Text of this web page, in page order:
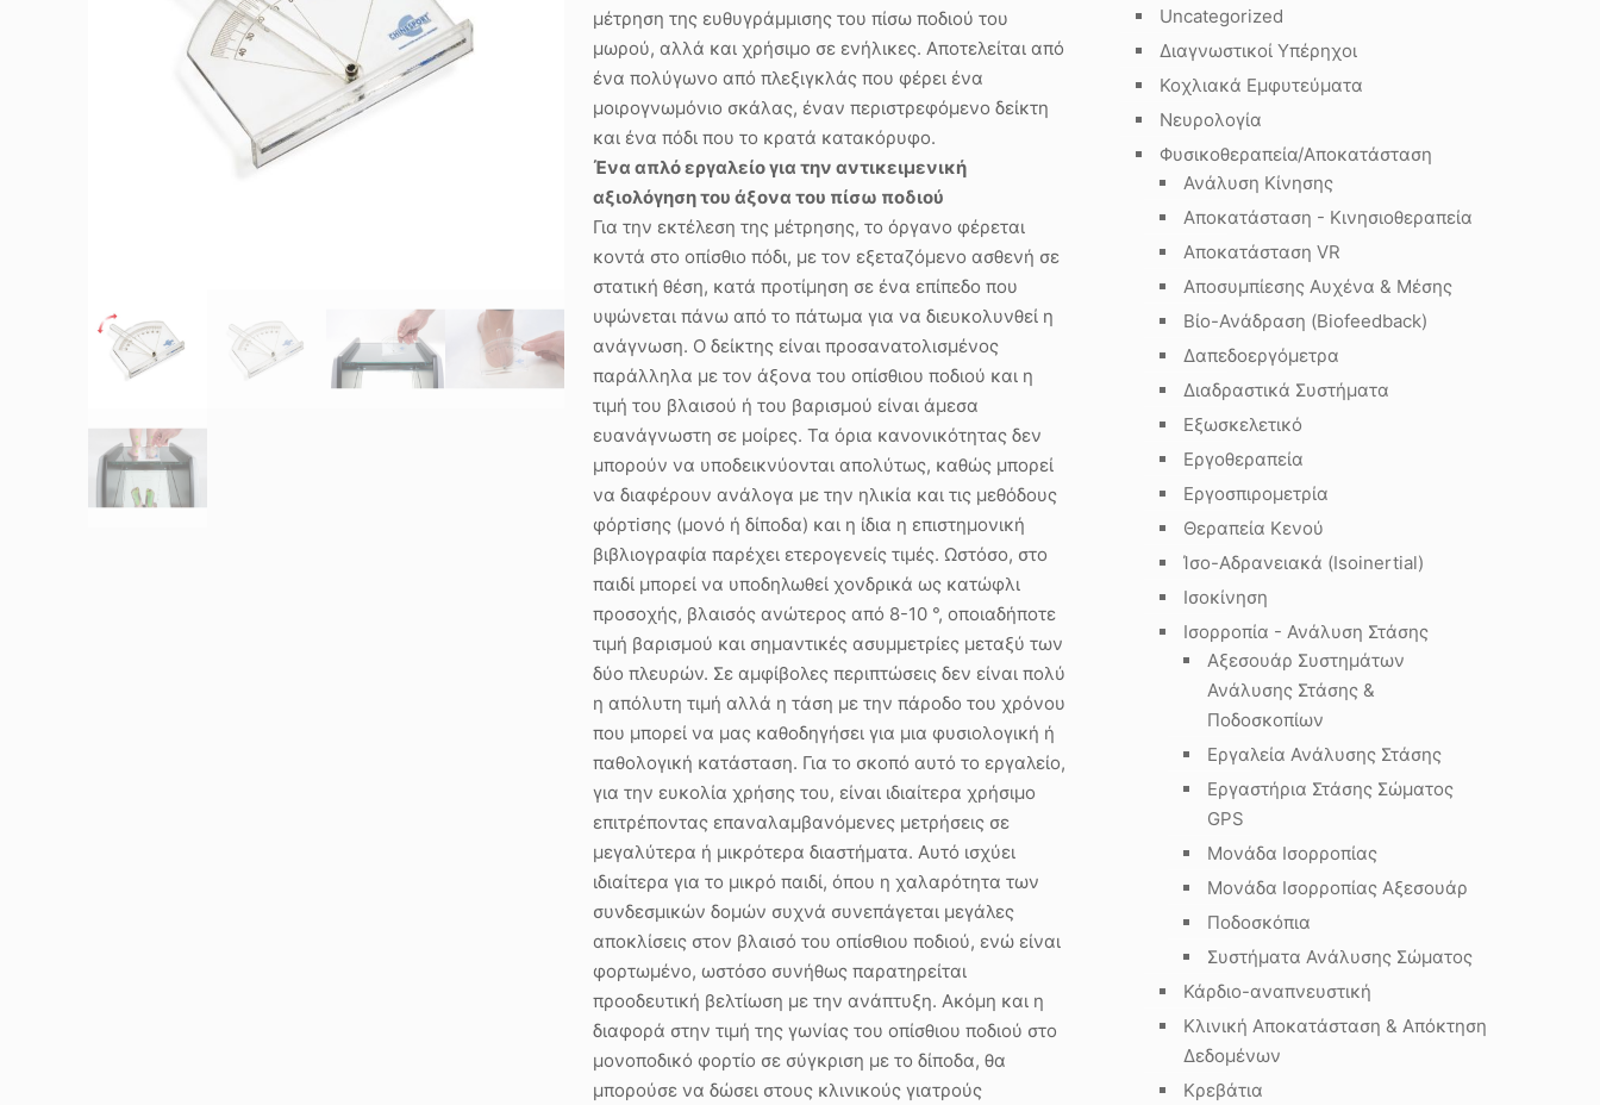
μέτρηση της ευθυγράμμισης του πίσω ποδιού του
μωρού, αλλά και χρήσιμο σε ενήλικες. Αποτελείται από
ένα πολύγωνο από πλεξιγκλάς που φέρει ένα
μοιρογνωμόνιο σκάλας, έναν περιστρεφόμενο δείκτη
και ένα πόδι που το κρατά κατακόρυφο.
Ένα απλό εργαλείο για την αντικειμενική
αξιολόγηση του άξονα του πίσω ποδιού
Για την εκτέλεση της μέτρησης, το όργανο φέρεται
κοντά στο οπίσθιο πόδι, με τον εξεταζόμενο ασθενή σε
στατική θέση, κατά προτίμηση σε ένα επίπεδο που
υψώνεται πάνω από το πάτωμα για να διευκολυνθεί η
ανάγνωση. Ο δείκτης είναι προσανατολισμένος
παράλληλα με τον άξονα του οπίσθιου ποδιού και η
τιμή του βλαισού ή του βαρισμού είναι άμεσα
ευανάγνωστη σε μοίρες. Τα όρια κανονικότητας δεν
μπορούν να υποδεικνύονται απολύτως, καθώς μπορεί
να διαφέρουν ανάλογα με την ηλικία και τις μεθόδους
φόρτiσης (μονό ή δίποδα) και η ίδια η επιστημονική
βιβλιογραφία παρέχει ετερογενείς τιμές. Ωστόσο, στο
παιδί μπορεί να υποδηλωθεί χονδρικά ως κατώφλι
προσοχής, βλαισός ανώτερος από 8-10 °, οποιαδήποτε
τιμή βαρισμού και σημαντικές ασυμμετρίες μεταξύ των
δύο πλευρών. Σε αμφίβολες περιπτώσεις δεν είναι πολύ
η απόλυτη τιμή αλλά η τάση με την πάροδο του χρόνου
που μπορεί να μας καθοδηγήσει για μια φυσιολογική ή
παθολογική κατάσταση. Για το σκοπό αυτό το εργαλείο,
για την ευκολία χρήσης του, είναι ιδιαίτερα χρήσιμο
επιτρέποντας επαναλαμβανόμενες μετρήσεις σε
μεγαλύτερα ή μικρότερα διαστήματα. Αυτό ισχύει
ιδιαίτερα για το μικρό παιδί, όπου η χαλαρότητα των
συνδεσμικών δομών συχνά συνεπάγεται μεγάλες
αποκλίσεις στον βλαισό του οπίσθιου ποδιού, ενώ είναι
φορτωμένο, ωστόσο συνήθως παρατηρείται
προοδευτική βελτίωση με την ανάπτυξη. Ακόμη και η
διαφορά στην τιμή της γωνίας του οπίσθιου ποδιού στο
μονοποδικό φορτίο σε σύγκριση με το δίποδα, θα
μπορούσε να δώσει στους κλινικούς γιατρούς
Uncategorized
Διαγνωστικοί Υπέρηχοι
Κοχλιακά Εμφυτεύματα
Νευρολογία
Φυσικοθεραπεία/Αποκατάσταση
Ανάλυση Κίνησης
Αποκατάσταση - Κινησιοθεραπεία
Αποκατάσταση VR
Αποσυμπίεσης Αυχένα & Μέσης
Βίο-Ανάδραση (Biofeedback)
Δαπεδοεργόμετρα
Διαδραστικά Συστήματα
Εξωσκελετικό
Εργοθεραπεία
Εργοσπιρομετρία
Θεραπεία Κενού
Ίσο-Αδρανειακά (Isoinertial)
Ισοκίνηση
Ισορροπία - Ανάλυση Στάσης
Αξεσουάρ Συστημάτων
Ανάλυσης Στάσης &
Ποδοσκοπίων
Εργαλεία Ανάλυσης Στάσης
Εργαστήρια Στάσης Σώματος
GPS
Μονάδα Ισορροπίας
Μονάδα Ισορροπίας Αξεσουάρ
Ποδοσκόπια
Συστήματα Ανάλυσης Σώματος
Κάρδιο-αναπνευστική
Κλινική Αποκατάσταση & Απόκτηση
Δεδομένων
Κρεβάτια